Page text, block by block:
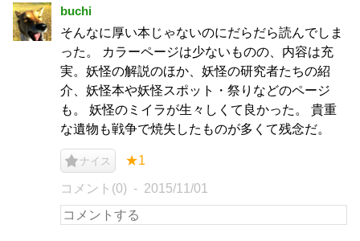
buchi
そんなに厚い本じゃないのにだらだら読んでしま
った。 カラーページは少ないものの、内容は充
実。妖怪の解説のほか、妖怪の研究者たちの紹
介、妖怪本や妖怪スポット・祭りなどのページ
も。 妖怪のミイラが生々しくて良かった。 貴重
な遺物も戦争で焼失したものが多くて残念だ。
ナイス ★1
コメント(0) 2015/11/01